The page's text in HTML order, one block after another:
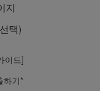
지
택)
이드]
하기*